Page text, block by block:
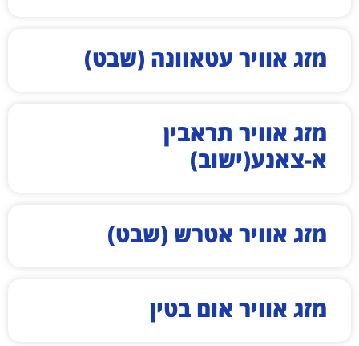
מזג אוויר עטאוונה (שבט)
מזג אוויר תראבין
א-צאנע(ישוב)
מזג אוויר אטרש (שבט)
מזג אוויר אום בטין